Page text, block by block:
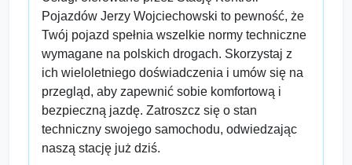
Pojazdów Jerzy Wojciechowski to pewność, że
Twój pojazd spełnia wszelkie normy techniczne
wymagane na polskich drogach. Skorzystaj z
ich wieloletniego doświadczenia i umów się na
przegląd, aby zapewnić sobie komfortową i
bezpieczną jazdę. Zatroszcz się o stan
techniczny swojego samochodu, odwiedzając
naszą stację już dziś.